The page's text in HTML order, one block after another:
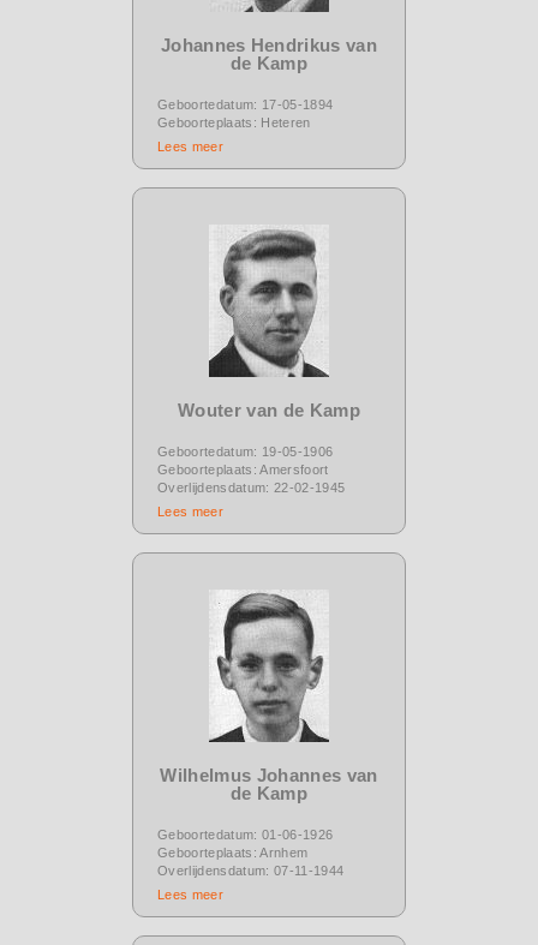
Johannes Hendrikus van
de Kamp
Geboortedatum: 17-05-1894
Geboorteplaats: Heteren
Lees meer
Wouter van de Kamp
Geboortedatum: 19-05-1906
Geboorteplaats: Amersfoort
Overlijdensdatum: 22-02-1945
Lees meer
Wilhelmus Johannes van
de Kamp
Geboortedatum: 01-06-1926
Geboorteplaats: Arnhem
Overlijdensdatum: 07-11-1944
Lees meer